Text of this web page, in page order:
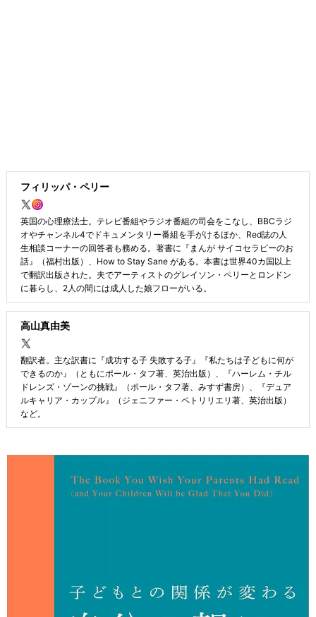
フィリッパ・ペリー
英国の心理療法士。テレビ番組やラジオ番組の司会をこなし、BBCラジ
オやチャンネル4でドキュメンタリー番組を手がけるほか、Red誌の人
生相談コーナーの回答者も務める。著書に『まんが サイコセラピーのお
話』（福村出版）、How to Stay Sane がある。本書は世界40カ国以上
で翻訳出版された。夫でアーティストのグレイソン・ペリーとロンドン
に暮らし、2人の間には成人した娘フローがいる。
高山真由美
翻訳者。主な訳書に『成功する子 失敗する子』『私たちは子どもに何が
できるのか』（ともにポール・タフ著、英治出版）、『ハーレム・チル
ドレンズ・ゾーンの挑戦』（ポール・タフ著、みすず書房）、『デュア
ルキャリア・カップル』（ジェニファー・ペトリリエリ著、英治出版）
など。